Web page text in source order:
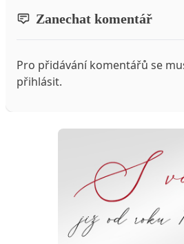
Zanechat komentář
Pro přidávání komentářů se
přihlásit.